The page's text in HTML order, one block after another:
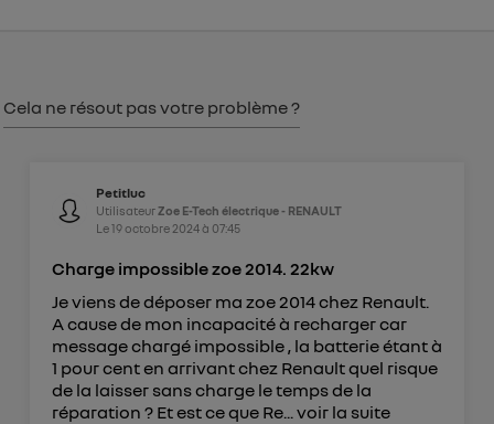
Cela ne résout pas votre problème ?
Petitluc
UtilisateurZoe E-Tech électrique - RENAULT
Le19 octobre 2024à 07:45
Charge impossible zoe 2014. 22kw
Je viens de déposer ma zoe 2014 chez Renault.
A cause de mon incapacité à recharger car
message chargé impossible , la batterie étant à
1 pour cent en arrivant chez Renault quel risque
de la laisser sans charge le temps de la
réparation ? Et est ce que Re... voir la suite
Politique d'information sur les données
personnelles d'Utiq